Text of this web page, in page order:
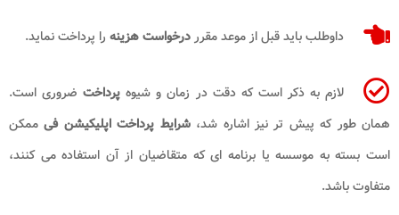
داوطلب باید قبل از موعد مقرردرخواست هزینه را پرداخت نماید.
لازم به ذکر است که دقت در زمان و شیوه پرداختضروری است.
همان طور که پیش تر نیز اشاره شد،شرایط پرداخت اپلیکیشن فیممکن
است بسته به موسسه یا برنامه ای که متقاضیان از آن استفاده می کنند،
متفاوت باشد.